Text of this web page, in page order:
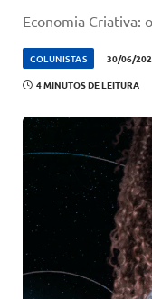
Economia Criativa:
COLUNISTAS 30/06/
4 MINUTOS DE LEITURA